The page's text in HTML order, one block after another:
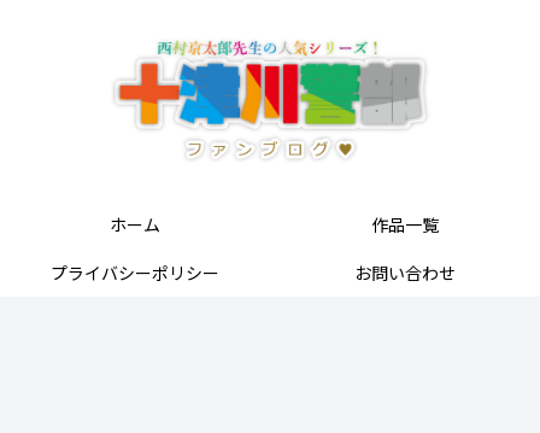
ホーム
作品一覧
プライバシーポリシー
お問い合わせ